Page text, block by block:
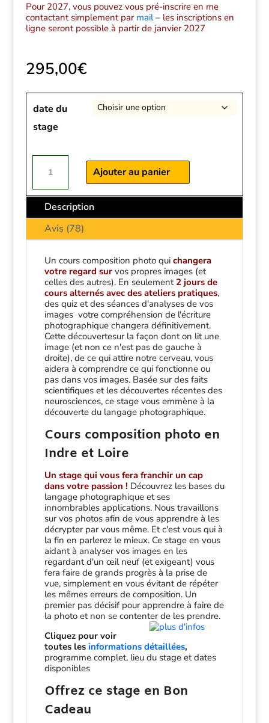
Pour 2027, vous pouvez vous pré-inscrire en me
contactant simplement par mail–les inscriptions en
ligne seront possible à partir de janvier 2027
295,00€
date du
stage
quantité
la
Grammaire
l'image
Ajouter au panier
Description
Avis (78)
Un cours composition photo quichangera
votre regard survos propres images (et
celles des autres). En seulement 2 jours de
cours alternés avec des ateliers pratiques,
des quiz et des séances d'analyses de vos
images votre compréhension de l'écriture
photographique changera définitivement.
Cette découvertesur la façon dont on lit une
image (et non ce n'est pas de gauche à
droite), de ce qui attire notre cerveau, vous
aidera à comprendre ce qui fonctionne ou
pas dans vos images. Basée sur des faits
scientifiques et les découvertes récentes des
neurosciences, ce stage vous emmène à la
découverte du langage photographique.
Cours composition photo en
Indre et Loire
Un stage qui vous fera franchir un cap
dans votre passion ! Découvrez les bases du
langage photographique et ses
innombrables applications. Nous travaillons
sur vos photos afin de vous apprendre à les
décrypter par vous même. Et c'est vous qui à
la fin en parlerez le mieux. Ce stage en vous
aidant à analyser vos images en les
regardant d'un œil neuf (et exigeant) vous
fera faire de grands progrès à la prise de
vue, simplement en vous évitant de répéter
les mêmes erreurs de composition. Un
premier pas décisif pour apprendre à faire de
la photo et non se contenter de les prendre.
Cliquez pour voir
toutes lesinformations détaillées,
programme complet, lieu du stage et dates
disponibles
Offrez ce stage en Bon
Cadeau